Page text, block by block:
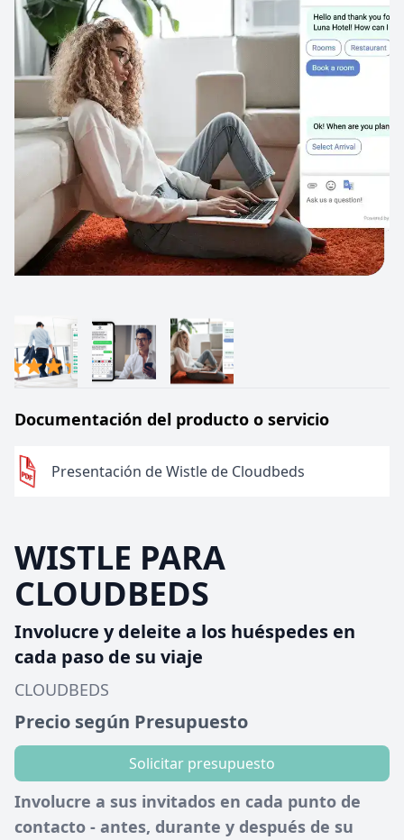
Documentación del producto o servicio
Presentación de Wistle de Cloudbeds
WISTLE PARA
CLOUDBEDS
Involucre y deleite a los huéspedes en
cada paso de su viaje
CLOUDBEDS
Precio según Presupuesto
Solicitar presupuesto
Involucre a sus invitados en cada punto de
contacto - antes, durante y después de su